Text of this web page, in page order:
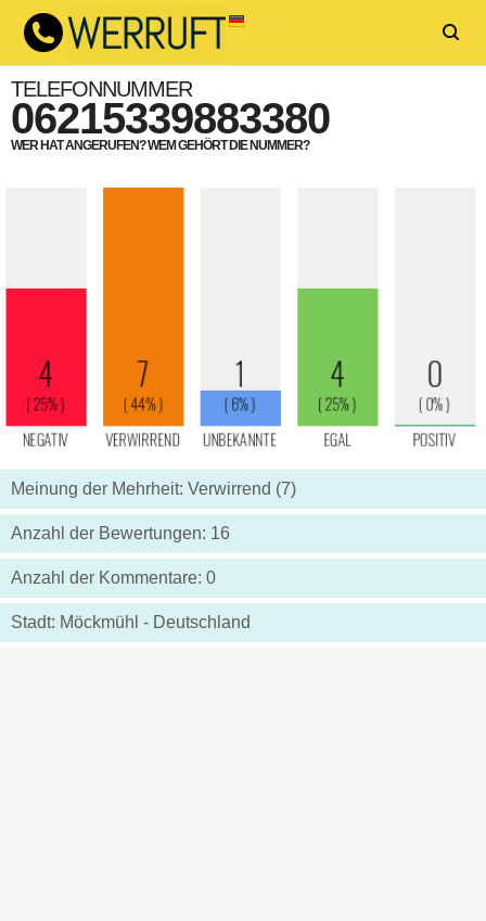
TELEFONNUMMER
06215339883380
WER HAT ANGERUFEN? WEM GEHÖRT DIE NUMMER?
Meinung der Mehrheit: Verwirrend (7)
Anzahl der Bewertungen: 16
Anzahl der Kommentare: 0
Stadt: Möckmühl - Deutschland